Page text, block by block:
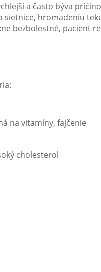
a často býva
sietnice, hromadeniu
bezbolestné, pacient
na vitamíny, fajčenie
cholesterol